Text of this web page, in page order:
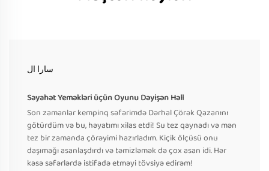
سارا ال
Səyahət Yeməkləri üçün Oyunu Dəyişən Həll
Son zamanlar kempinq səfərimdə Dərhal Çörək Qazanını
götürdüm və bu, həyatımı xilas etdi! Su tez qaynadı və mən
tez bir zamanda çörəyimi hazırladım. Kiçik ölçüsü onu
daşımağı asanlaşdırdı və təmizləmək də çox asan idi. Hər
kəsə səfərlərdə istifadə etməyi tövsiyə edirəm!